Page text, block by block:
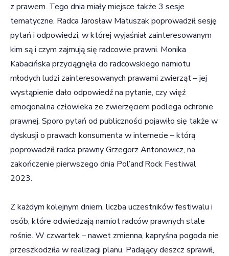
z prawem. Tego dnia miały miejsce także 3 sesje
tematyczne. Radca Jarosław Matuszak poprowadził sesję
pytań i odpowiedzi, w której wyjaśniał zainteresowanym
kim są i czym zajmują się radcowie prawni. Monika
Kabacińska przyciągnęła do radcowskiego namiotu
młodych ludzi zainteresowanych prawami zwierząt – jej
wystąpienie dało odpowiedź na pytanie, czy więź
emocjonalna człowieka ze zwierzęciem podlega ochronie
prawnej. Sporo pytań od publiczności pojawiło się także w
dyskusji o prawach konsumenta w internecie – którą
poprowadził radca prawny Grzegorz Antonowicz, na
zakończenie pierwszego dnia Pol’and’Rock Festiwal
2023.
Z każdym kolejnym dniem, liczba uczestników festiwalu i
osób, które odwiedzają namiot radców prawnych stale
rośnie. W czwartek – nawet zmienna, kapryśna pogoda nie
przeszkodziła w realizacji planu. Padający deszcz sprawił,